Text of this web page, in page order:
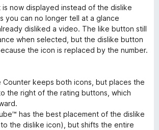
now displayed instead of the dislike
you can no longer tell at a glance
disliked a video. The like button still
when selected, but the dislike button
the icon is replaced by the number.
Counter keeps both icons, but places the
the right of the rating buttons, which
has the best placement of the dislike
the dislike icon), but shifts the entire